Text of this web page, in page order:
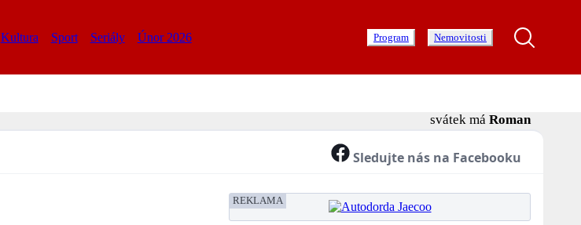
Kultura Sport Seriály Únor 2026 Program Nemovitosti
svátek má Roman
Sledujte nás na Facebooku
REKLAMA